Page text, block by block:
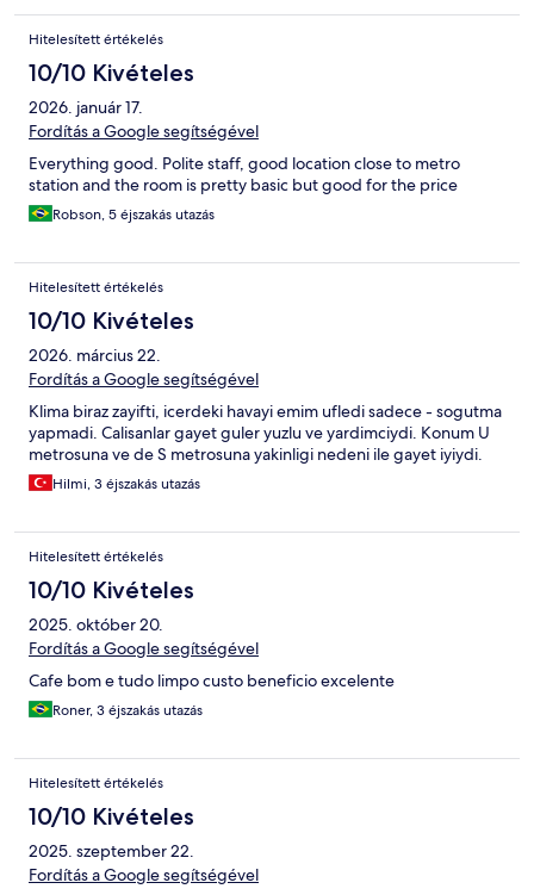
Hitelesített értékelés
10/10 Kivételes
2026. január 17.
Fordítás a Google segítségével
Everything good. Polite staff, good location close to metro
station and the room is pretty basic but good for the price
Robson, 5 éjszakás utazás
Hitelesített értékelés
10/10 Kivételes
2026. március 22.
Fordítás a Google segítségével
Klima biraz zayifti, icerdeki havayi emim ufledi sadece - sogutma
yapmadi. Calisanlar gayet guler yuzlu ve yardimciydi. Konum U
metrosuna ve de S metrosuna yakinligi nedeni ile gayet iyiydi.
Hilmi, 3 éjszakás utazás
Hitelesített értékelés
10/10 Kivételes
2025. október 20.
Fordítás a Google segítségével
Cafe bom e tudo limpo custo beneficio excelente
Roner, 3 éjszakás utazás
Hitelesített értékelés
10/10 Kivételes
2025. szeptember 22.
Fordítás a Google segítségével